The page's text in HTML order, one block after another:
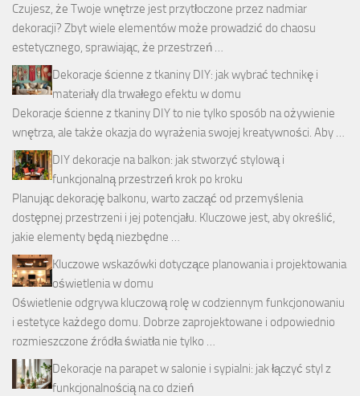
Czujesz, że Twoje wnętrze jest przytłoczone przez nadmiar
dekoracji? Zbyt wiele elementów może prowadzić do chaosu
estetycznego, sprawiając, że przestrzeń …
Dekoracje ścienne z tkaniny DIY: jak wybrać technikę i
materiały dla trwałego efektu w domu
Dekoracje ścienne z tkaniny DIY to nie tylko sposób na ożywienie
wnętrza, ale także okazja do wyrażenia swojej kreatywności. Aby …
DIY dekoracje na balkon: jak stworzyć stylową i
funkcjonalną przestrzeń krok po kroku
Planując dekorację balkonu, warto zacząć od przemyślenia
dostępnej przestrzeni i jej potencjału. Kluczowe jest, aby określić,
jakie elementy będą niezbędne …
Kluczowe wskazówki dotyczące planowania i projektowania
oświetlenia w domu
Oświetlenie odgrywa kluczową rolę w codziennym funkcjonowaniu
i estetyce każdego domu. Dobrze zaprojektowane i odpowiednio
rozmieszczone źródła światła nie tylko …
Dekoracje na parapet w salonie i sypialni: jak łączyć styl z
funkcjonalnością na co dzień